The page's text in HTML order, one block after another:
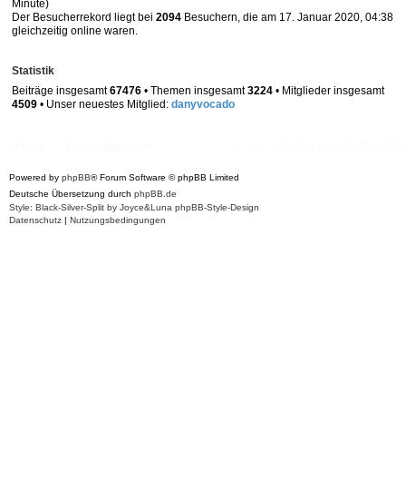
Minute)
Der Besucherrekord liegt bei 2094 Besuchern, die am 17. Januar 2020, 04:38
gleichzeitig online waren.
Statistik
Beiträge insgesamt67476 • Themen insgesamt3224 • Mitglieder insgesamt
4509 • Unser neuestes Mitglied: danyvocado
Powered by phpBB® Forum Software © phpBB Limited
Deutsche Übersetzung durch phpBB.de
Style: Black-Silver-Split by Joyce&Luna phpBB-Style-Design
Datenschutz
Nutzungsbedingungen